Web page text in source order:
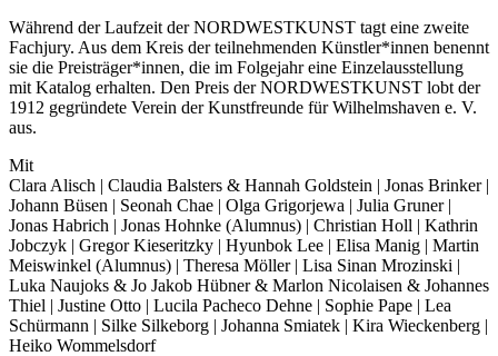
Während der Laufzeit der NORDWESTKUNST tagt eine zweite
Fachjury. Aus dem Kreis der teilnehmenden Künstler*innen benennt
sie die Preisträger*innen, die im Folgejahr eine Einzelausstellung
mit Katalog erhalten. Den Preis der NORDWESTKUNST lobt der
1912 gegründete Verein der Kunstfreunde für Wilhelmshaven e. V.
aus.
Mit
Clara Alisch | Claudia Balsters & Hannah Goldstein | Jonas Brinker |
Johann Büsen | Seonah Chae | Olga Grigorjewa | Julia Gruner |
Jonas Habrich | Jonas Hohnke (Alumnus) | Christian Holl | Kathrin
Jobczyk | Gregor Kieseritzky | Hyunbok Lee | Elisa Manig | Martin
Meiswinkel (Alumnus) | Theresa Möller | Lisa Sinan Mrozinski |
Luka Naujoks & Jo Jakob Hübner & Marlon Nicolaisen & Johannes
Thiel | Justine Otto | Lucila Pacheco Dehne | Sophie Pape | Lea
Schürmann | Silke Silkeborg | Johanna Smiatek | Kira Wieckenberg |
Heiko Wommelsdorf